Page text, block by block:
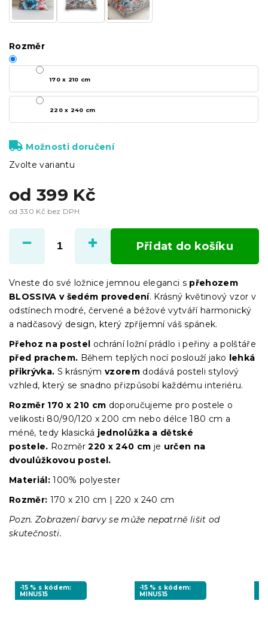
od 399 Kč
od 330 Kč bez DPH
cena:
Zvolte variantu
Rozměr
170 x 210 cm
220 x 240 cm
Možnosti doručení
Přidat do košíku
Vneste do své ložnice jemnou eleganci s přehozem
BLOSSIVA v šedém provedení. Krásný květinový vzor v
odstínech modré, červené a béžové vytváří harmonický
a nadčasový design, který zpříjemní váš spánek.
Přehoz na postel ochrání ložní prádlo i peřiny a polštáře
před prachem. Během teplých nocí poslouží jako lehká
přikrývka. S krásnýmvzorem dodává posteli stylový
vzhled, který se snadno přizpůsobí každému interiéru.
Rozměr 170 x 210 cm doporučujeme pro postele o
velikosti 80/90/120 x 200 cm nebo délce 180 cm a
méně, tedy klasická jednolůžka a dětské
postele. Rozměr220 x 240 cm je určen na
dvoulůžkovou postel.
Materiál:100% polyester
Rozměr: 170 x 210 cm | 220 x 240 cm
Pozn. Zobrazení barvy se může nepatrně lišit od
skutečnosti.
-15 % s kódem:
MINUS15
-15 % s kódem:
MINUS15